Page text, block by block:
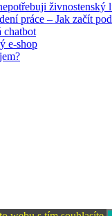
živnostenský
práce – Jak začít
chatbot
e-shop